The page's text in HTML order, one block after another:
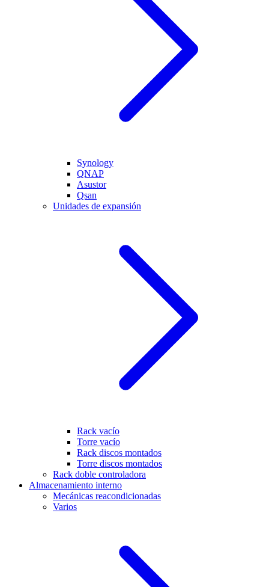
Synology
QNAP
Asustor
Qsan
Unidades de expansión
Rack vacío
Torre vacío
Rack discos montados
Torre discos montados
Rack doble controladora
Almacenamiento interno
Mecánicas reacondicionadas
Varios